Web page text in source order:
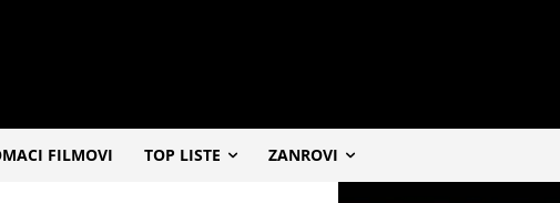
FILMOVI TOP LISTE ZANROVI